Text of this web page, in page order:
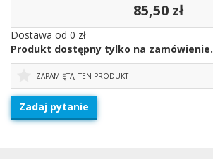
85,50 zł
Dostawa od 0 zł
Produkt dostępny tylko na zamówienie.
ZAPAMIĘTAJ TEN PRODUKT
Zadaj pytanie